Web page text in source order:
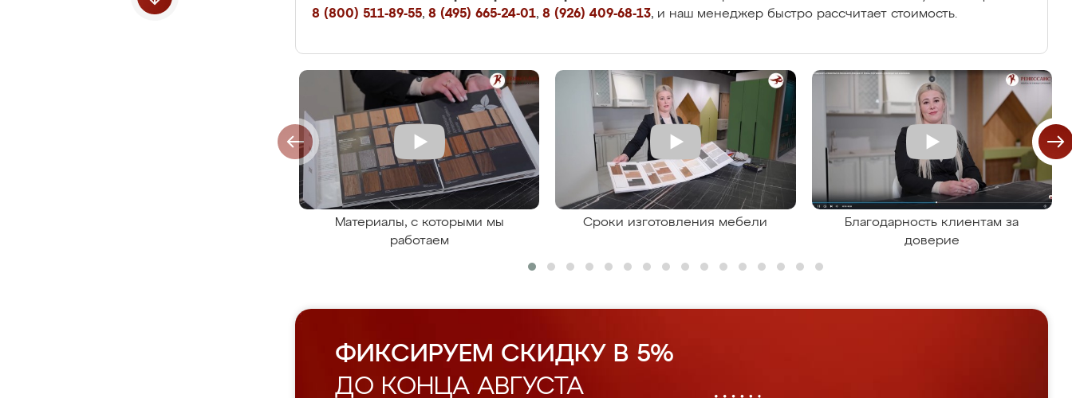
8 (800) 511-89-55, 8 (495) 665-24-01, 8 (926) 409-68-13, и наш менеджер быстро рассчитает стоимость.
Материалы, с которыми мы
работаем
Сроки изготовления мебели
Благодарность клиентам за
доверие
ФИКСИРУЕМ СКИДКУ В 5%
ДО КОНЦА АВГУСТА